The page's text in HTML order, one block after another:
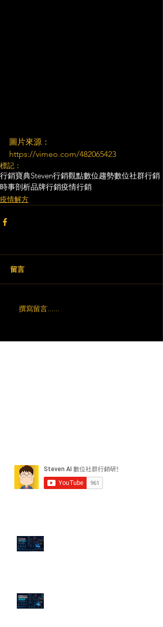
圖片來源：
https://vimeo.com/482065423​
標記：
行銷寶典Steven行銷觀點數位趨勢數位社群行銷
時事剖析品牌行銷疫情行銷
疫情解方
留言
撰寫留言......